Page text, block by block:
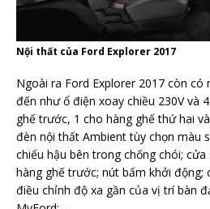
Nội thất của Ford Explorer 2017
Ngoài ra Ford Explorer 2017 còn
đến như ổ điện xoay chiều 230V và
ghế trước, 1 cho hàng ghế thứ hai
đèn nội thất Ambient tùy chọn màu
chiếu hậu bên trong chống chói;
hàng ghế trước; nút bấm khởi động;
điều chỉnh độ xa gần của vị trí bàn